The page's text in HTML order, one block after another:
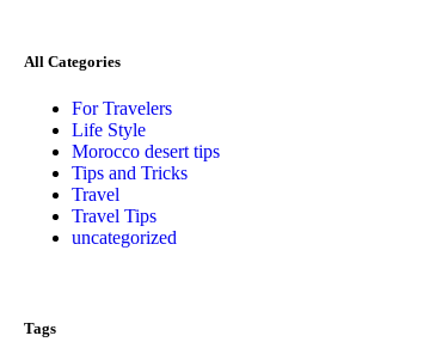
All Categories
For Travelers
Life Style
Morocco desert tips
Tips and Tricks
Travel
Travel Tips
uncategorized
Tags